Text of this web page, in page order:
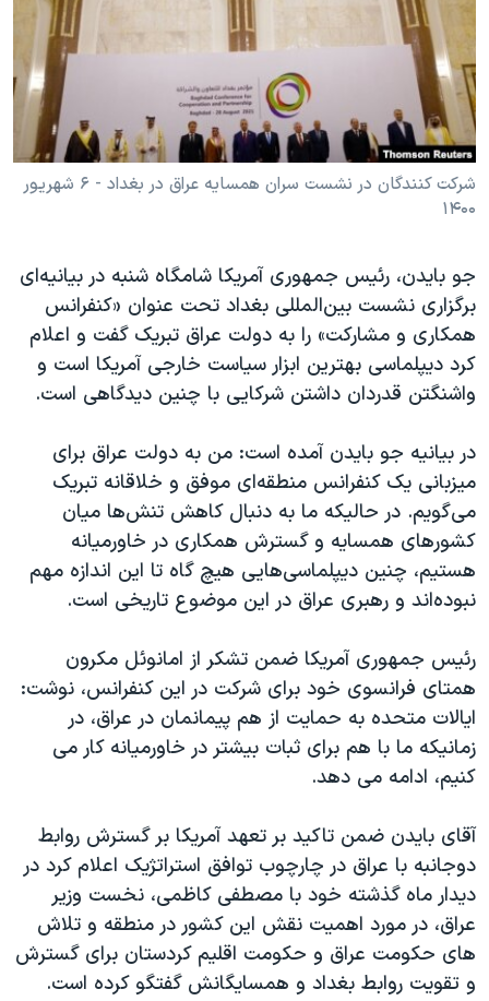
فرهنگ و زندگی
حقوق شهروندی
اقتصادی
علم و فناوری
اسرائیل در جنگ
گالری عکس
مستندها
انتخابات ریاست جمهوری آمریکا ۲۰۲۴
حمله جمهوری اسلامی به اسرائیل
رمز مهسا
ورزش زنان در ایران
اعتراضات زن، زندگی، آزادی
تریبونال مردمی آبان ۹۸
دادگاه حمید نوری
چهل سال گروگان‌گیری
اعتراضات مردمی آبان ۹۸
اسرائیل در جنگ
نرگس محمدی برنده جایزه نوبل صلح
همایش محافظه‌کاران آمریکا «سی‌پک»
صفحه‌های ویژه
سفر پرزیدنت ترامپ به چین
دنبال کنید
زبانهای مختلف
شرکت کنندگان در نشست سران همسایه عراق در بغداد - ۶ شهریور
۱۴۰۰
جو بایدن، رئیس جمهوری آمریکا شامگاە شنبە در بیانیەای
برگزاری نشست بین‌المللی بغداد تحت عنوان «کنفرانس
همکاری و مشارکت» را بە دولت عراق تبریک گفت و اعلام
کرد دیپلماسی بهترین ابزار سیاست خارجی آمریکا است و
واشنگتن قدردان داشتن شرکایی با چنین دیدگاهی است.
در بیانیە جو بایدن آمدە است: من بە دولت عراق برای
میزبانی یک کنفرانس منطقەای موفق و خلاقانە تبریک
می‌گویم. در حالیکە ما بە دنبال کاهش تنش‌ها میان
کشورهای همسایە و گسترش همکاری در خاورمیانە
هستیم، چنین دیپلماسی‌هایی هیچ گاە تا این اندازە مهم
نبودەاند و رهبری عراق در این موضوع تاریخی است.
رئیس جمهوری آمریکا ضمن تشکر از امانوئل مکرون
همتای فرانسوی خود برای شرکت در این کنفرانس، نوشت:
ایالات متحدە بە حمایت از هم پیمانمان در عراق، در
زمانیکە ما با هم برای ثبات بیشتر در خاورمیانە کار می
کنیم، ادامە می دهد.
آقای بایدن ضمن تاکید بر تعهد آمریکا بر گسترش روابط
دوجانبە با عراق در چارچوب توافق استراتژیک اعلام کرد در
دیدار ماە گذشتە خود با مصطفی کاظمی، نخست وزیر
عراق، در مورد اهمیت نقش این کشور در منطقە و تلاش
های حکومت عراق و حکومت اقلیم کردستان برای گسترش
و تقویت روابط بغداد و همسایگانش گفتگو کردە است.